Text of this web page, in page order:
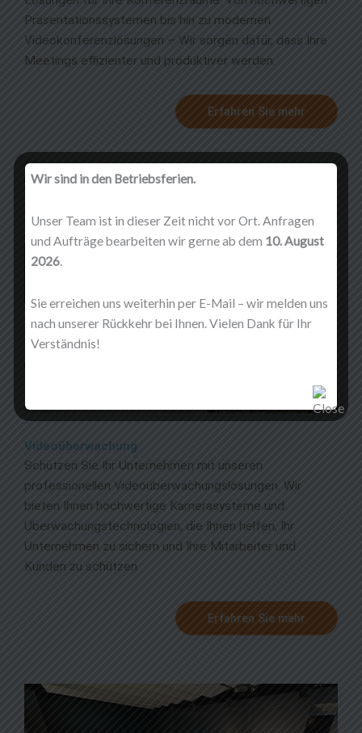
Präsentationssystemen bis hin zu modernen
Videokonferenzlösungen – Wir sorgen dafür, dass Ihre
Meetings effizienter und produktiver werden.
Erfahren Sie mehr
Videoüberwachung
Schützen Sie Ihr Unternehmen mit unseren
professionellen Videoüberwachungslösungen. Wir
bieten Ihnen hochwertige Kamerasysteme und
Überwachungstechnologien, die Ihnen helfen, Ihr
Unternehmen zu sichern und Ihre Mitarbeiter und
Kunden zu schützen.
Erfahren Sie mehr
Wir sind in den Betriebsferien.
Unser Team ist in dieser Zeit nicht vor Ort. Anfragen
und Aufträge bearbeiten wir gerne ab dem 10. August
2026.
Sie erreichen uns weiterhin per E-Mail – wir melden uns
nach unserer Rückkehr bei Ihnen. Vielen Dank für Ihr
Verständnis!